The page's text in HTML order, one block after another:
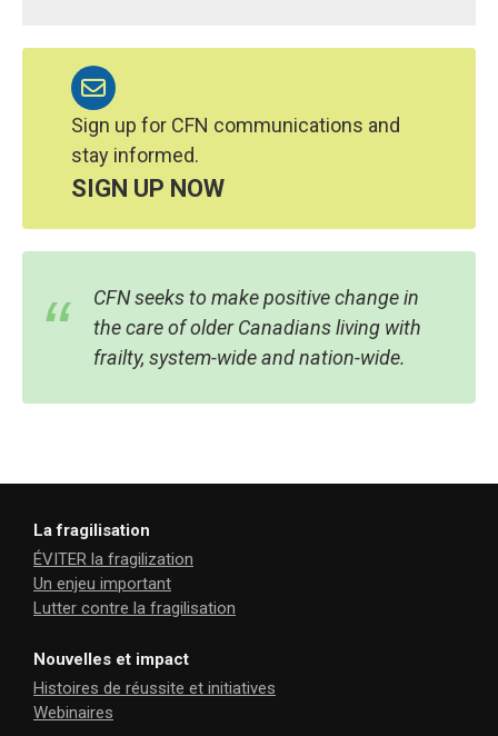
Sign up for CFN communications and
stay informed.
SIGN UP NOW
CFN seeks to make positive change in
the care of older Canadians living with
frailty, system-wide and nation-wide.
La fragilisation
ÉVITER la fragilization
Un enjeu important
Lutter contre la fragilisation
Nouvelles et impact
Histoires de réussite et initiatives
Webinaires